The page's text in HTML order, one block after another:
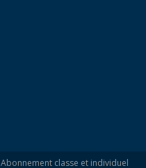
Abonnement classe et individuel